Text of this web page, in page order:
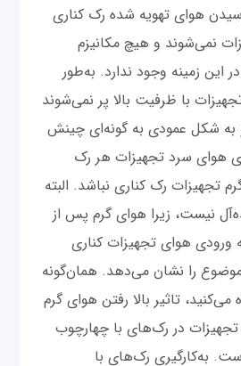
هوای تهویه شده رک کناری
نمی‌شوند و هیچ مکانیزم
این زمینه وجود ندارد. به‌طور
با ظرفیت بالا پر نمی‌شوند
به شکل عمودی به گونه‌ای چینش
هوای سرد تجهیزات هر رک
تجهیزات رک کناری نباشد. البته
نیست، زیرا هوای گرم پس از
ورودی هوای تجهیزات کناری
شکل 4 این موضوع را نشان می‌دهد. ‌همان‌گونه
مشاهده می‌کنید، تاثیر بالا رفتن هوای گرم
در رک‌های با چهارچوب
به‌کارگیری رک‌های با